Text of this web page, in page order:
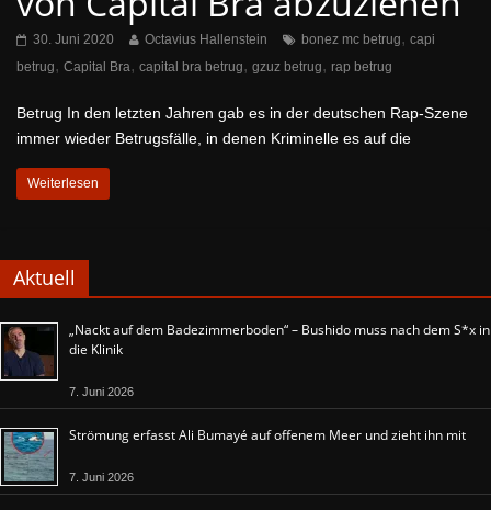
30. Juni 2020 Octavius Hallenstein bonez mc betrug, capi
betrug, Capital Bra, capital bra betrug, gzuz betrug, rap betrug
Betrug In den letzten Jahren gab es in der deutschen Rap-Szene
immer wieder Betrugsfälle, in denen Kriminelle es auf die
Weiterlesen
Aktuell
„Nackt auf dem Badezimmerboden“ – Bushido muss nach dem S*x in
die Klinik
7. Juni 2026
Strömung erfasst Ali Bumayé auf offenem Meer und zieht ihn mit
7. Juni 2026